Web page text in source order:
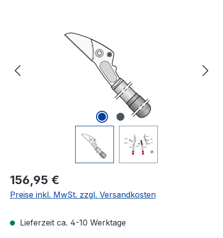
Regulärer Preis:
156,95 €
Preise inkl. MwSt. zzgl. Versandkosten
Lieferzeit ca. 4-10 Werktage